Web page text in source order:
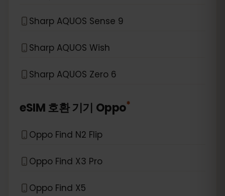
Sharp AQUOS Sense 9
Sharp AQUOS Wish
Sharp AQUOS Zero 6
eSIM 호환 기기 Oppo*
Oppo Find N2 Flip
Oppo Find X3 Pro
Oppo Find X5